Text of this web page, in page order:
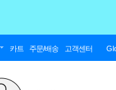
카트 주문/배송 고객센터